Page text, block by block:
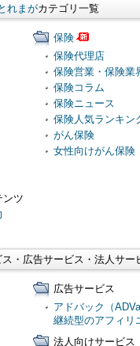
れまがカテゴリ一覧
ンツ
保険
保険代理店
保険営業・保険業
保険コラム
保険ニュース
保険人気ランキン
がん保険
女性向けがん保険
・広告サービス・法人サー
広告サービス
アドバック（
継続型のアフィリ
法人向けサービス